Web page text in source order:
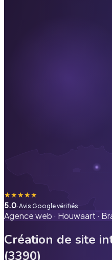
★★★★★
5.0· Avis Google vérifiés
Agence web · Houwaart ·
Création de site
(3390)